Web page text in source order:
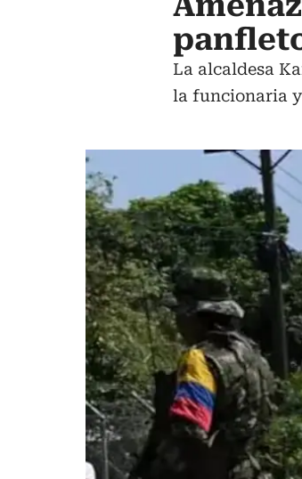
La alcaldesa
la funcionaria